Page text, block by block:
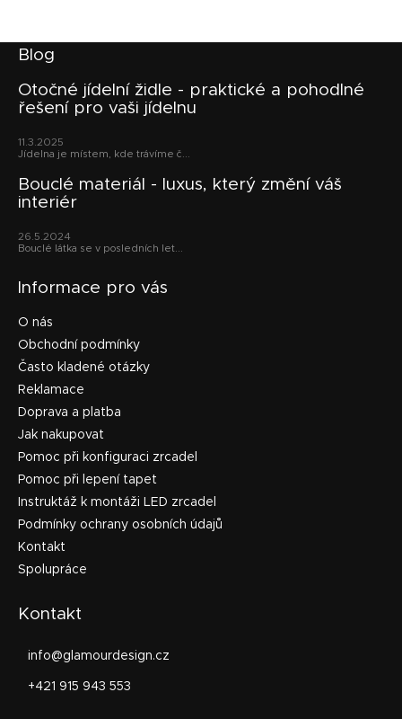
Blog
Otočné jídelní židle - praktické a pohodlné
řešení pro vaši jídelnu
11.3.2025
Jídelna je místem, kde trávíme č...
Bouclé materiál - luxus, který změní váš
interiér
26.5.2024
Bouclé látka se v posledních let...
Informace pro vás
O nás
Obchodní podmínky
Často kladené otázky
Reklamace
Doprava a platba
Jak nakupovat
Pomoc při konfiguraci zrcadel
Pomoc při lepení tapet
Instruktáž k montáži LED zrcadel
Podmínky ochrany osobních údajů
Kontakt
Spolupráce
Kontakt
info@glamourdesign.cz
+421 915 943 553